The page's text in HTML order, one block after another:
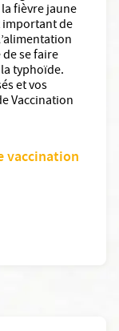
fièvre jaune
important de
se faire
typhoïde.
et vos
Vaccination
vaccination